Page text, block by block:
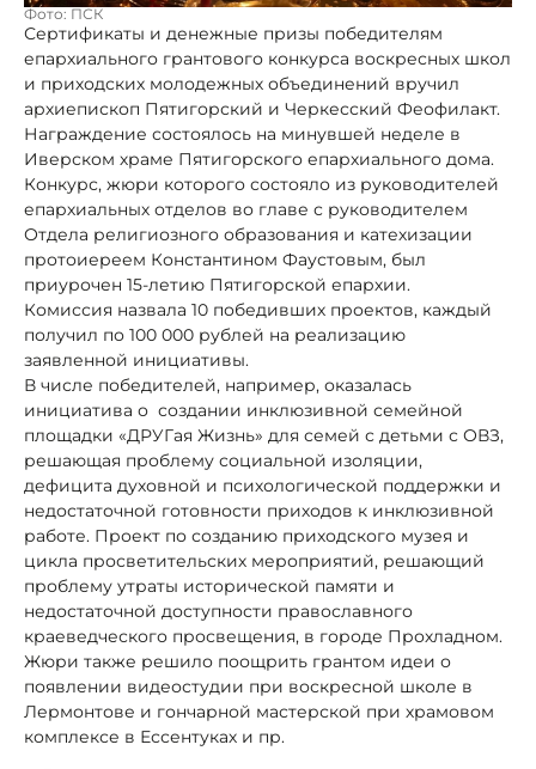
Фото: ПСК
Сертификаты и денежные призы победителям
епархиального грантового конкурса воскресных школ
и приходских молодежных объединений вручил
архиепископ Пятигорский и Черкесский Феофилакт.
Награждение состоялось на минувшей неделе в
Иверском храме Пятигорского епархиального дома.
Конкурс, жюри которого состояло из руководителей
епархиальных отделов во главе с руководителем
Отдела религиозного образования и катехизации
протоиереем Константином Фаустовым, был
приурочен 15-летию Пятигорской епархии.
Комиссия назвала 10 победивших проектов, каждый
получил по 100 000 рублей на реализацию
заявленной инициативы.
В числе победителей, например, оказалась
инициатива о создании инклюзивной семейной
площадки «ДРУГая Жизнь» для семей с детьми с ОВЗ,
решающая проблему социальной изоляции,
дефицита духовной и психологической поддержки и
недостаточной готовности приходов к инклюзивной
работе. Проект по созданию приходского музея и
цикла просветительских мероприятий, решающий
проблему утраты исторической памяти и
недостаточной доступности православного
краеведческого просвещения, в городе Прохладном.
Жюри также решило поощрить грантом идеи о
появлении видеостудии при воскресной школе в
Лермонтове и гончарной мастерской при храмовом
комплексе в Ессентуках и пр.